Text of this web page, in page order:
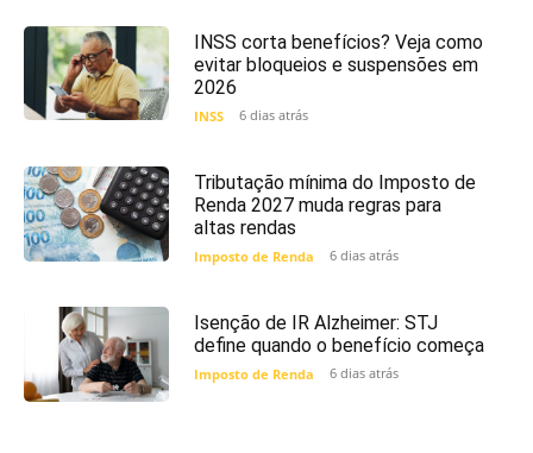
INSS corta benefícios? Veja como
evitar bloqueios e suspensões em
2026
INSS 6 dias atrás
Tributação mínima do Imposto de
Renda 2027 muda regras para
altas rendas
Imposto de Renda 6 dias atrás
Isenção de IR Alzheimer: STJ
define quando o benefício começa
Imposto de Renda 6 dias atrás